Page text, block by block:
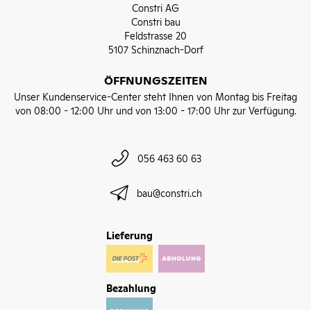
Constri AG
Constri bau
Feldstrasse 20
5107 Schinznach-Dorf
ÖFFNUNGSZEITEN
Unser Kundenservice-Center steht Ihnen von Montag bis Freitag
von 08:00 - 12:00 Uhr und von 13:00 - 17:00 Uhr zur Verfügung.
056 463 60 63
bau@constri.ch
Lieferung
Bezahlung